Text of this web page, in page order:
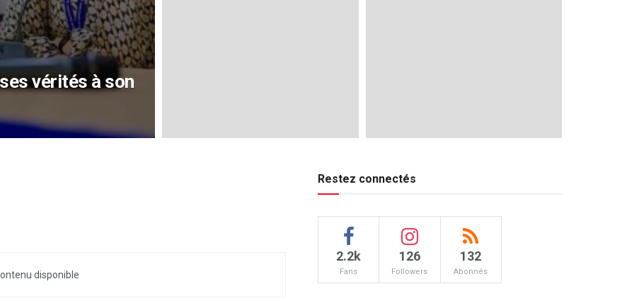
vérités à son
disponible
Restez connectés
2.2k
Fans
126
Followers
132
Abonnés